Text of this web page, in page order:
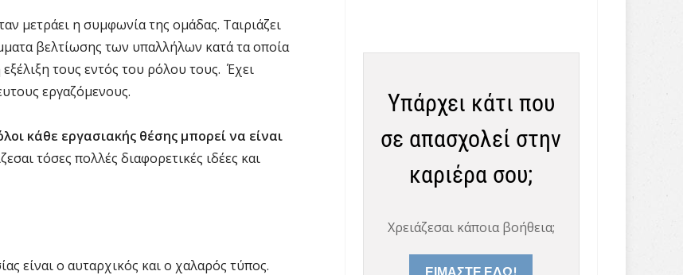
μετράει η συμφωνία της ομάδας. Ταιριάζει
βελτίωσης των υπαλλήλων κατά τα οποία
τους εντός του ρόλου τους. Έχει
εργαζόμενους.
κάθε εργασιακής θέσης μπορεί να είναι
τόσες πολλές διαφορετικές ιδέες και
είναι ο αυταρχικός και ο χαλαρός τύπος.
Υπάρχει κάτι που
σε απασχολεί στην
καριέρα σου;
Χρειάζεσαι κάποια βοήθεια;
ΕΙΜΑΣΤΕ ΕΔΩ!